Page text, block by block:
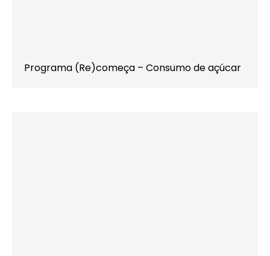
Programa (Re)começa – Consumo de açúcar